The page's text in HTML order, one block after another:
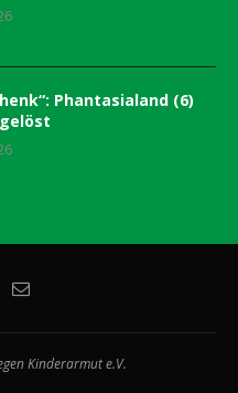
Phantasialand (6)
Kinderarmut e.V.